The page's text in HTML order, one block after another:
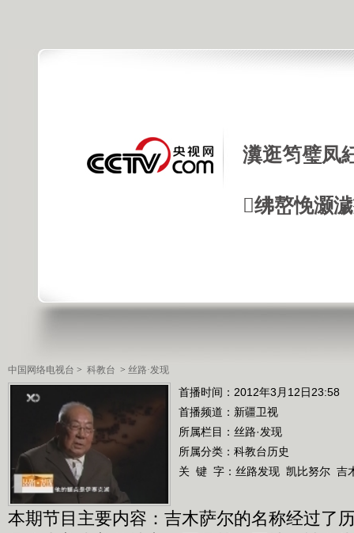
瀵逛笉璧凤
绋嶅悗灏
中国网络电视台 > 科教台 > 丝路·发现
首播时间：2012年3月12日23:58
首播频道： 新疆卫视
所属栏目： 丝路·发现
所属分类：科教台历史
关 键 字： 丝路发现 凯比努尔 吉
本期节目主要内容：吉木萨尔的名称经过了